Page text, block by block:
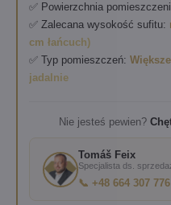
✅ Powierzchnia
✅ Zalecana wysokość sufitu:
cm łańcuch)
✅ Typ pomieszczeń:
jadalnie
Nie jesteś pewien?
Tomáš Feix
Specjalista ds.
📞 +48 664 307 776